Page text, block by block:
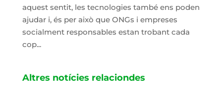
aquest sentit, les tecnologies també ens poden
ajudar i, és per això que ONGs i empreses
socialment responsables estan trobant cada
cop...
Altres notícies relaciondes